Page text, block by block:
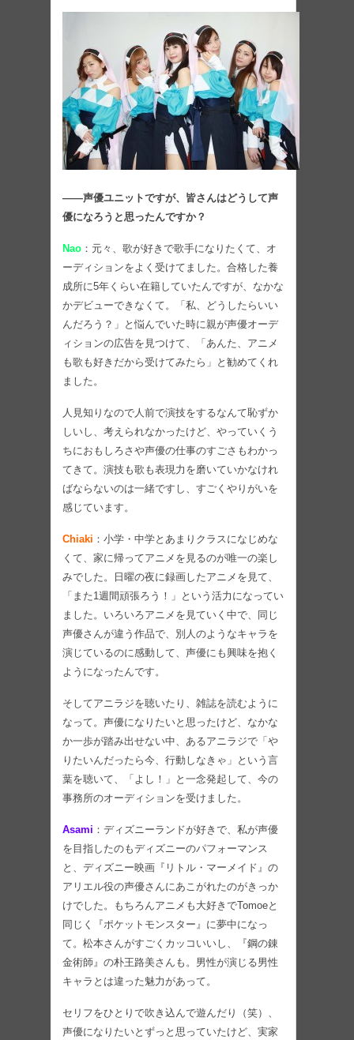
――声優ユニットですが、皆さんはどうして声
優になろうと思ったんですか？
Nao ：元々、歌が好きで歌手になりたくて、オ
ーディションをよく受けてました。合格した養
成所に5年くらい在籍していたんですが、なかな
かデビューできなくて。「私、どうしたらいい
んだろう？」と悩んでいた時に親が声優オーデ
ィションの広告を見つけて、「あんた、アニメ
も歌も好きだから受けてみたら」と勧めてくれ
ました。
人見知りなので人前で演技をするなんて恥ずか
しいし、考えられなかったけど、やっていくう
ちにおもしろさや声優の仕事のすごさもわかっ
てきて。演技も歌も表現力を磨いていかなけれ
ばならないのは一緒ですし、すごくやりがいを
感じています。
Chiaki ：小学・中学とあまりクラスになじめな
くて、家に帰ってアニメを見るのが唯一の楽し
みでした。日曜の夜に録画したアニメを見て、
「また1週間頑張ろう！」という活力になってい
ました。いろいろアニメを見ていく中で、同じ
声優さんが違う作品で、別人のようなキャラを
演じているのに感動して、声優にも興味を抱く
ようになったんです。
そしてアニラジを聴いたり、雑誌を読むように
なって。声優になりたいと思ったけど、なかな
か一歩が踏み出せない中、あるアニラジで「や
りたいんだったら今、行動しなきゃ」という言
葉を聴いて、「よし！」と一念発起して、今の
事務所のオーディションを受けました。
Asami ：ディズニーランドが好きで、私が声優
を目指したのもディズニーのパフォーマンス
と、ディズニー映画『リトル・マーメイド』の
アリエル役の声優さんにあこがれたのがきっか
けでした。もちろんアニメも大好きでTomoeと
同じく『ポケットモンスター』に夢中になっ
て。松本さんがすごくカッコいいし、『鋼の錬
金術師』の朴王路美さんも。男性が演じる男性
キャラとは違った魅力があって。
セリフをひとりで吹き込んで遊んだり（笑）、
声優になりたいとずっと思っていたけど、実家